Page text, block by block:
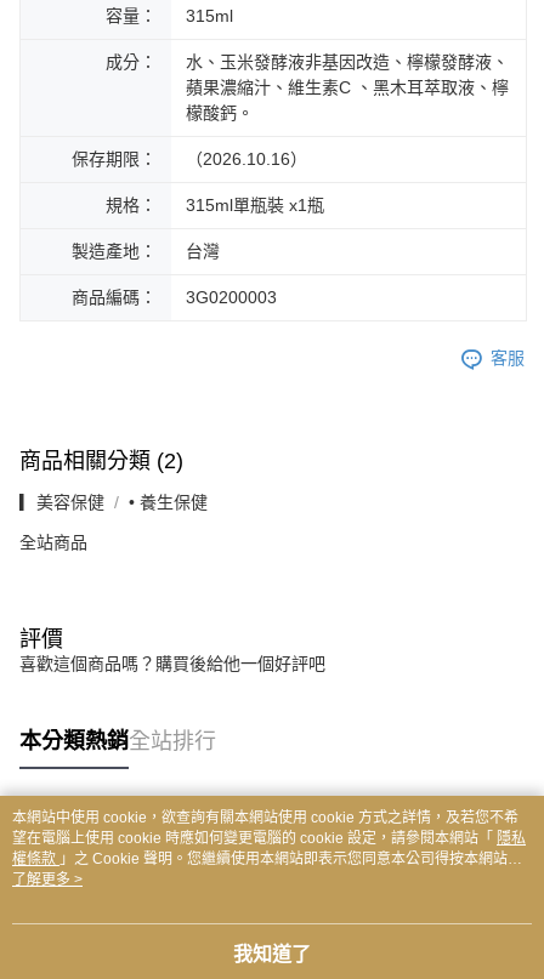
容量： 315ml
成分：
水、玉米發酵液非基因改造、檸檬發酵液、
蘋果濃縮汁、維生素C 、黑木耳萃取液、檸
檬酸鈣。
保存期限： （2026.10.16）
規格： 315ml單瓶裝 x1瓶
製造產地： 台灣
商品編碼： 3G0200003
客服
商品相關分類 (2)
▎美容保健 • 養生保健
全站商品
評價
喜歡這個商品嗎？購買後給他一個好評吧
本分類熱銷全站排行
熱門標籤
本網站中使用 cookie，欲查詢有關本網站使用 cookie 方式之詳情，及若您不希
望在電腦上使用 cookie 時應如何變更電腦的 cookie 設定，請參閱本網站「 隱私
權條款 」之 Cookie 聲明。您繼續使用本網站即表示您同意本公司得按本網站使
用條款之 Cookie 聲明使用 cookie。
了解更多 >
我知道了